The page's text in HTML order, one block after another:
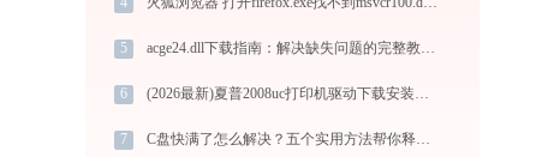
5 acge24.dll下载指南：解决缺失问题的完整教程（32/64位官方免费版）
6 (2026最新)夏普2008uc打印机驱动下载安装全程指导，轻松解决打印问题
7 C盘快满了怎么解决？五个实用方法帮你释放空间